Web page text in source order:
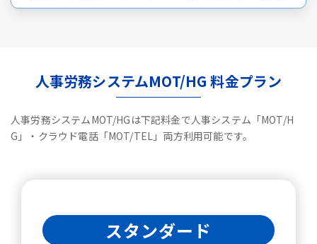
人事労務システムMOT/HG 料金プラン
人事労務システムMOT/HGは下記料金で人事システム「MOT/H
G」・クラウド電話「MOT/TEL」両方利用可能です。
スタンダード